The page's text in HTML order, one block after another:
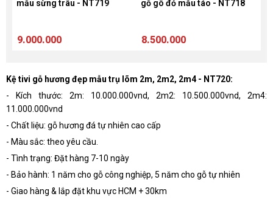
mẫu sừng trâu - NT719
9.000.000
gỗ gõ đỏ mẫu táo - NT718
8.500.000
Kệ tivi gỗ hương đẹp mẫu trụ lõm 2m, 2m2, 2m4 - NT720:
- Kích thước: 2m: 10.000.000vnd, 2m2: 10.500.000vnd, 2m4:
11.000.000vnd
- Chất liệu: gỗ hương đá tự nhiên cao cấp
- Màu sắc: theo yêu cầu.
- Tình trạng: Đặt hàng 7-10 ngày
- Bảo hành: 1 năm cho gỗ công nghiệp, 5 năm cho gỗ tự nhiên
- Giao hàng & lắp đặt khu vực HCM + 30km